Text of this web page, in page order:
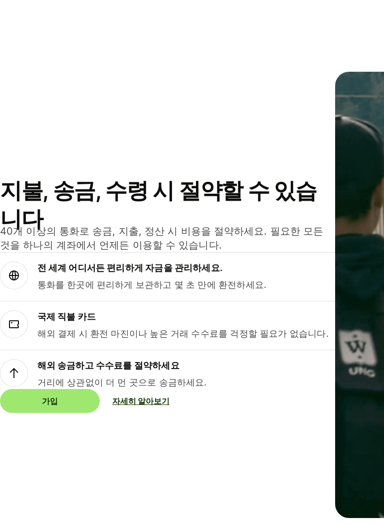
지불, 송금, 수령 시 절약할 수 있습
니다
40개 이상의 통화로 송금, 지출, 정산 시 비용을 절약하세요. 필요한 모든
것을 하나의 계좌에서 언제든 이용할 수 있습니다.
전 세계 어디서든 편리하게 자금을 관리하세요.
통화를 한곳에 편리하게 보관하고 몇 초 만에 환전하세요.
국제 직불 카드
해외 결제 시 환전 마진이나 높은 거래 수수료를 걱정할 필요가 없습니다.
해외 송금하고 수수료를 절약하세요
거리에 상관없이 더 먼 곳으로 송금하세요.
가입 자세히 알아보기